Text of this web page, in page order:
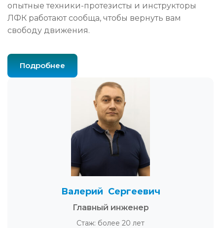
опытные техники-протезисты и инструкторы
ЛФК работают сообща, чтобы вернуть вам
свободу движения.
Подробнее
Валерий Сергеевич
Главный инженер
Стаж: более 20 лет